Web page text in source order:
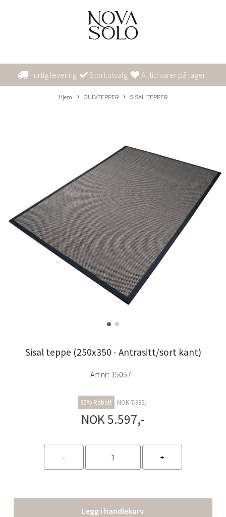
Hurtig levering Stort utvalg Alltid varer på lager
Hjem GULVTEPPER SISAL TEPPER
Sisal teppe (250x350 - Antrasitt/sort kant)
Art.nr: 15057
30% Rabatt NOK 7.995,-
NOK 5.597,-
Legg i handlekurv